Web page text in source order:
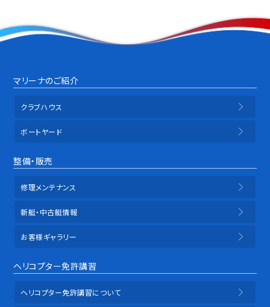
マリーナのご紹介
クラブハウス
ボートヤード
整備・販売
修理メンテナンス
新艇・中古艇情報
お客様ギャラリー
ヘリコプター免許講習
ヘリコプター免許講習について